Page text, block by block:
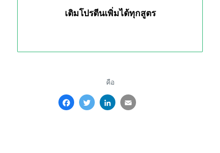
เติมโปรตีนเพิ่มได้ทุกสูตร
คือ
FacebookTwitterLinkedInEmail